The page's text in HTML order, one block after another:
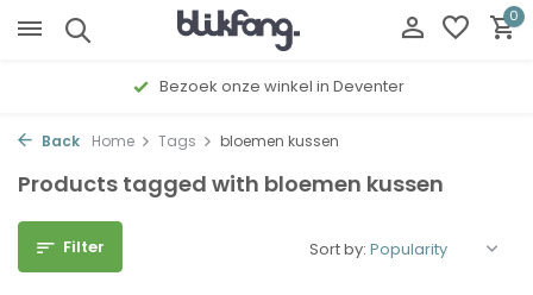
0
Bezoek onze winkel in Deventer
Back Home Tags bloemen kussen
Products tagged with bloemen kussen
Filter Sort by: